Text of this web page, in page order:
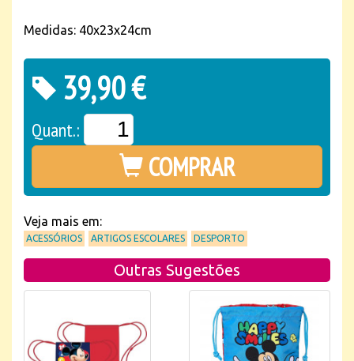
Medidas: 40x23x24cm
39,90 €
Quant.:
COMPRAR
Veja mais em:
ACESSÓRIOS ARTIGOS ESCOLARES DESPORTO
Outras Sugestões